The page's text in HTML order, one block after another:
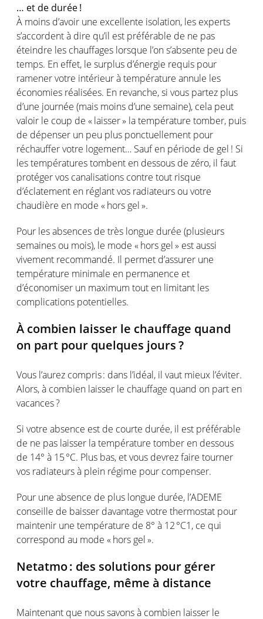
… et de durée !
À moins d’avoir une excellente isolation, les experts
s’accordentà dire qu’il est préférable de ne pas
éteindre les chauffages lorsque l’ons’absente peu de
temps. En effet, le surplus d’énergie requis pour
ramenervotre intérieuràtempérature annule les
économies réalisées. En revanche,si vous partez plus
d’une journée (mais moins d’une semaine), cela peut
valoir le coup de «laisser» latempérature tomber, puis
de dépenser un peu plus ponctuellement pour
réchauffervotre logement… Sauf en période de gel ! Si
lestempératurestombent en dessous de zéro, il faut
protégervos canalisations contre tout risque
d’éclatement en réglantvos radiateurs ou votre
chaudière en mode « hors gel ».
Pour les absences de très longue durée (plusieurs
semaines ou mois), le mode « hors gel » estaussi
vivement recommandé. Il permet d’assurer une
température minimale en permanence et
d’économiser un maximum tout en limitant les
complications potentielles.
À combien laisser le chauffage quand
on part pour quelques jours?
Vous l’aurez compris: dans l’idéal, il vaut mieux l’éviter.
Alors, à combien laisser le chauffage quand on part en
vacances ?
Si votre absence est de courte durée, il est préférable
de ne pas laisser latempérature tomber en dessous
de 14° à 15 °C. Plus bas, etvous devrezfaire tourner
vos radiateursà plein régime pour compenser.
Pour une absence de plus longue durée, l’ADEME
conseille de baisser davantage votre thermostat pour
maintenir une température de 8° à 12 °C1, ce qui
correspond au mode « hors gel ».
Netatmo : des solutions pour gérer
votre chauffage, même à distance
Maintenant que noussavonsà combien laisser le